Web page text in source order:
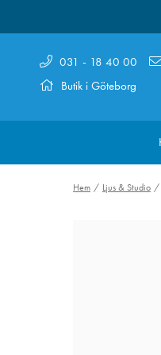
031 - 18 40 00
Butik i Göteborg
Hem Ljus & Studio